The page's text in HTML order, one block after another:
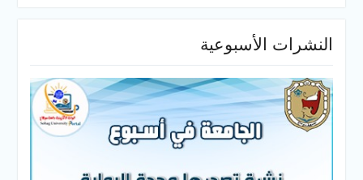
النشرات الأسبوعية